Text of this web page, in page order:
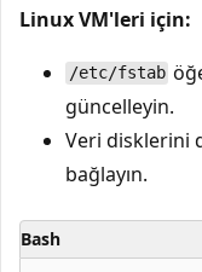
Linux VM'leri için:
/etc/fstab
güncelleyin.
Veri disklerini
bağlayın.
Bash